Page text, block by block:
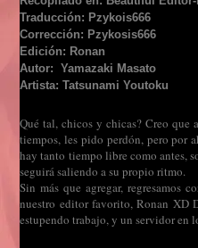
Traducción: Pzykois666
Corrección: Pzykosis666
Edición: Ronan
Autor: Yamazaki Masato
Artista: Tatsunami Youtoku
Qué tal, chicos y chicas? Creo que
tiempos, les pido perdón, pero por
hay tanto tiempo libre como antes,
seguirá saliendo a su propio ritmo.
Sin más que agregar, regresamos
nuestro editor favorito, Ronan XD
estupendo trabajo, y un servidor en